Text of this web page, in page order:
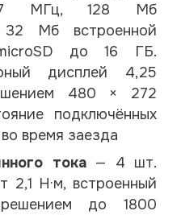
МГц, 128 Мб
32 Мб встроенной
до 16 ГБ.
дисплей 4,25
480 × 272
подключённых
время заезда
тока— 4 шт.
2,1 Н·м, встроенный
до 1800